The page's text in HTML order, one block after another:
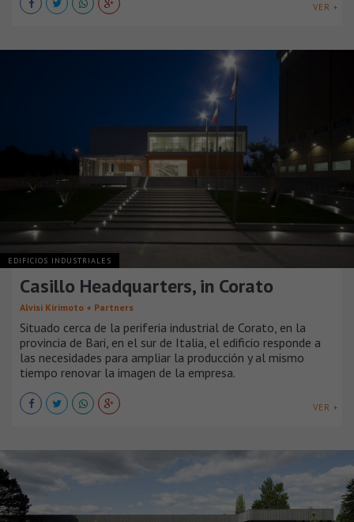
VER +
EDIFICIOS INDUSTRIALES
Casillo Headquarters, in Corato
Alvisi Kirimoto + Partners
Situado cerca de la periferia industrial de Corato, en la
provincia de Bari, en el sur de Italia, el edificio responde a
las necesidades para ampliar la producción y al mismo
tiempo renovar la imagen de la empresa.
VER +